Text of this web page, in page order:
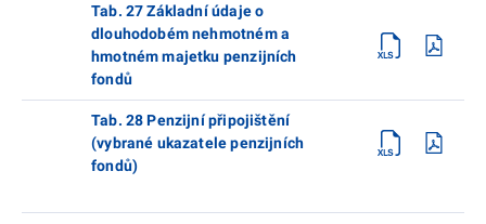
Tab. 27 Základní údaje o
dlouhodobém nehmotném a
hmotném majetku penzijních
fondů
Tab. 28 Penzijní připojištění
(vybrané ukazatele penzijních
fondů)